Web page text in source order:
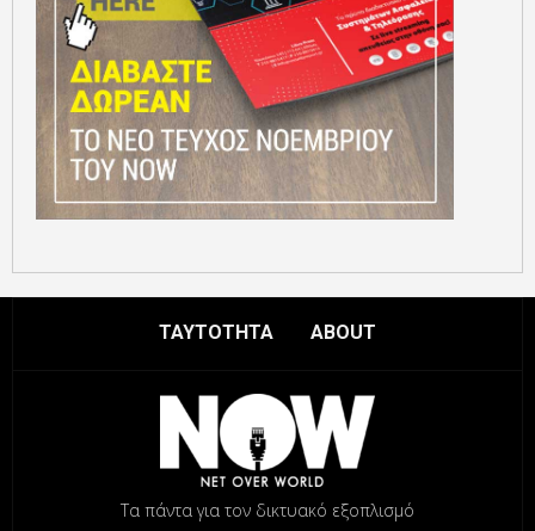
ΤΑΥΤΟΤΗΤΑ ABOUT
Τα πάντα για τον δικτυακό εξοπλισμό